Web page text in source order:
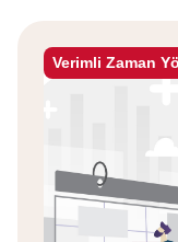
Verimli Zaman